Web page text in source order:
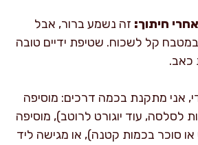
חיתוך: זה נשמע ברור, אבל
קל לשכוח. שטיפת ידיים טובה
כאב.
אני מתקנת בכמה דרכים: מוסיפה
לסלסה, עוד יוגורט לרוטב), מוסיפה
סוכר בכמות קטנה), או מגישה ליד